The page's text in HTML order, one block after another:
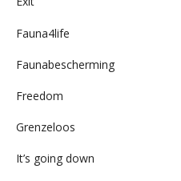
Fauna4life
Faunabescherming
Freedom
Grenzeloos
It’s going down